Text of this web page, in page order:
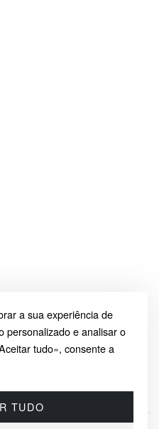
a sua experiência de
personalizado e analisar o
tudo», consente a
TUDO
8:00 – 16:00 (UTC+2)